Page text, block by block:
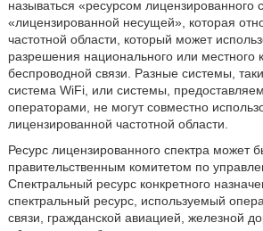
называться «ресурсом лицензированного
«лицензированной несущей», которая
частотной области, который может
разрешения национального или местного
беспроводной связи. Разные системы,
система WiFi, или системы,
операторами, не могут совместно
лицензированной частотной области.
Ресурс лицензированного спектра может
правительственным комитетом по
Спектральный ресурс конкретного
спектральный ресурс, используемый
связи, гражданской авиацией, железной